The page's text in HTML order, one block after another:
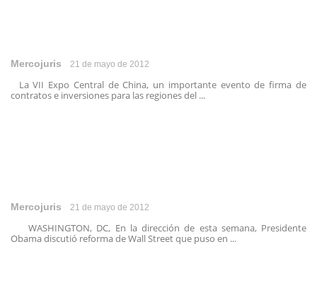
Mercojuris 21 de mayo de 2012
La VII Expo Central de China, un importante evento de firma de
contratos e inversiones para las regiones del ...
Mercojuris 21 de mayo de 2012
WASHINGTON, DC, En la dirección de esta semana, Presidente
Obama discutió reforma de Wall Street que puso en ...